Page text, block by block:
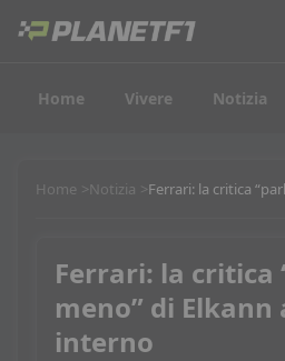
Home Vivere Notizia
Home Notizia
Ferrari: la critica
meno” di Elkann
interno